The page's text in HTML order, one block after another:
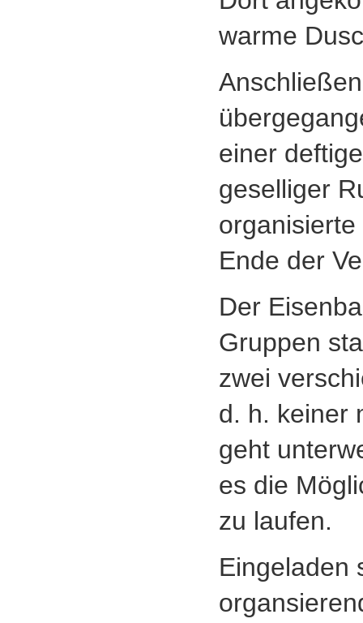
warme
einer
geselliger
Ende der
Der
Gruppen
zwei
d. h. keiner
geht
es die
zu laufen.
Eingeladen